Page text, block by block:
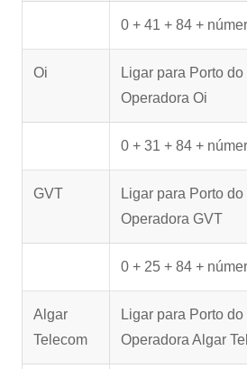
0 + 41 + 84 +
Oi
Ligar para Porto
Operadora Oi
0 + 31 + 84 +
GVT
Ligar para Porto
Operadora GVT
0 + 25 + 84 +
Algar
Telecom
Ligar para Porto
Operadora Algar